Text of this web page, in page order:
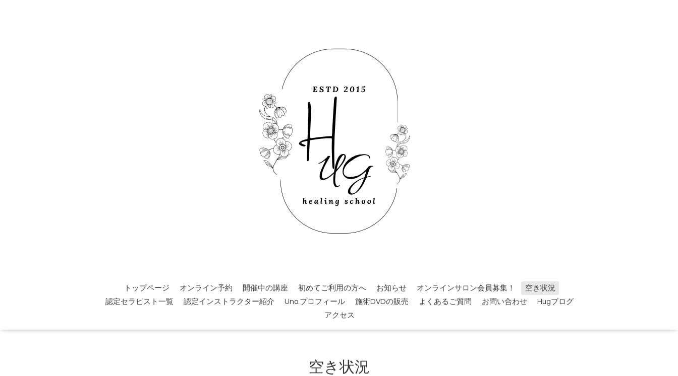
トップページ オンライン予約 開催中の講座 初めてご利用の方へ お知らせ オンラインサロン会員募集！
空き状況
認定セラピスト一覧
認定インストラクター紹介 Uno.プロフィール 施術DVDの販売 よくあるご質問 お問い合わせ
Hugブログ
アクセス
空き状況